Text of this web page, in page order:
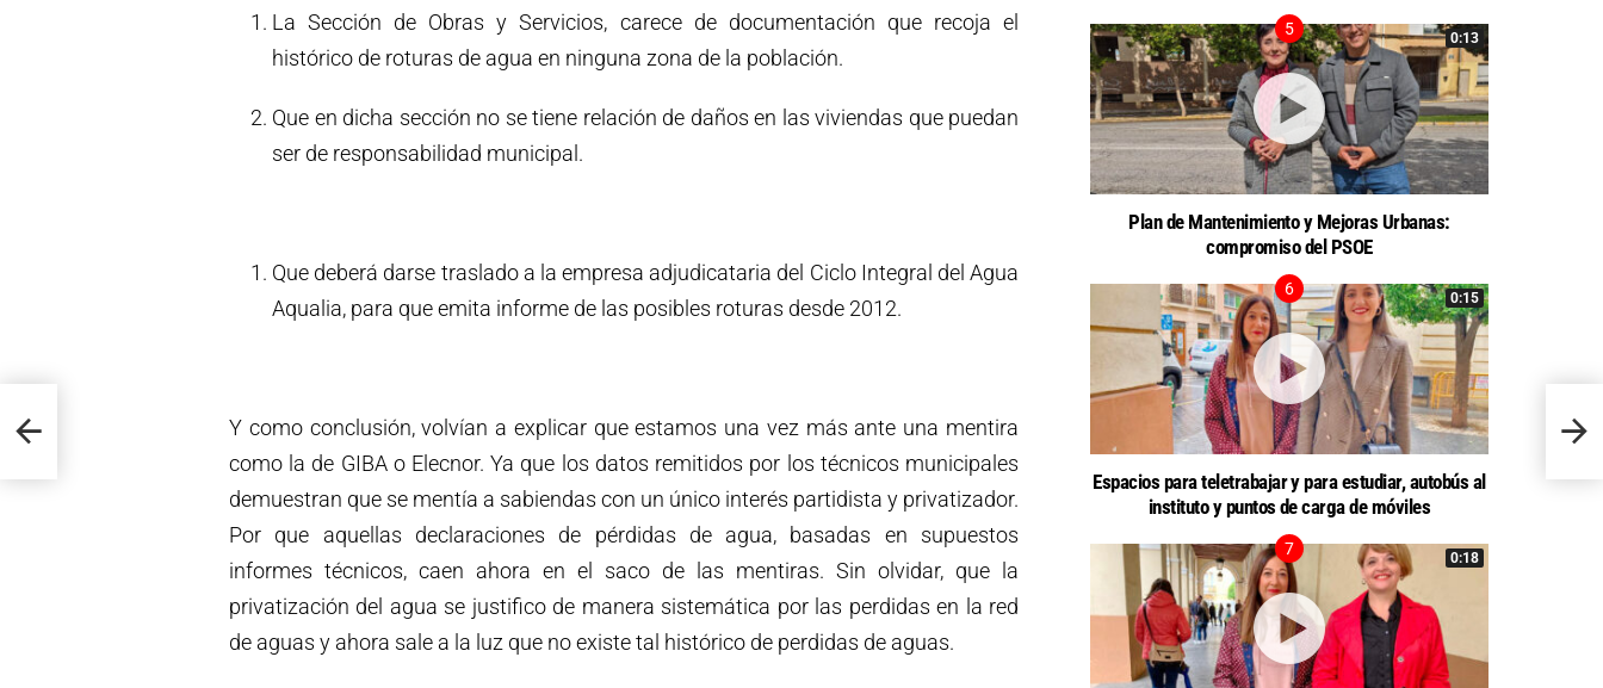
La Sección de Obras y Servicios, carece de documentación que recoja el
histórico de roturas de agua en ninguna zona de la población.
Que en dicha sección no se tiene relación de daños en las viviendas que puedan
ser de responsabilidad municipal.
Que deberá darse traslado a la empresa adjudicataria del Ciclo Integral del Agua
Aqualia, para que emita informe de las posibles roturas desde 2012.
Y como conclusión, volvían a explicar que estamos una vez más ante una mentira
como la de GIBA o Elecnor. Ya que los datos remitidos por los técnicos municipales
demuestran que se mentía a sabiendas con un único interés partidista y privatizador.
Por que aquellas declaraciones de pérdidas de agua, basadas en supuestos
informes técnicos, caen ahora en el saco de las mentiras. Sin olvidar, que la
privatización del agua se justifico de manera sistemática por las perdidas en la red
de aguas y ahora sale a la luz que no existe tal histórico de perdidas de aguas.
0:13
Plan de Mantenimiento y Mejoras Urbanas:
compromiso del PSOE
0:15
Espacios para teletrabajar y para estudiar, autobús al
instituto y puntos de carga de móviles
0:18